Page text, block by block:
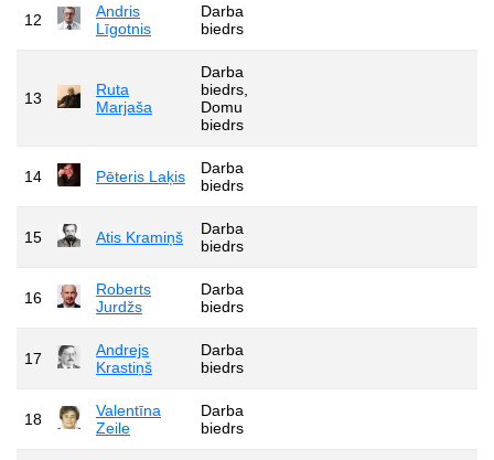
12
Andris
Līgotnis
Darba
biedrs
13
Ruta
Marjaša
Darba
biedrs,
Domu
biedrs
14 Pēteris Laķis
Darba
biedrs
15 Atis Kramiņš
Darba
biedrs
16
Roberts
Jurdžs
Darba
biedrs
17
Andrejs
Krastiņš
Darba
biedrs
18
Valentīna
Zeile
Darba
biedrs